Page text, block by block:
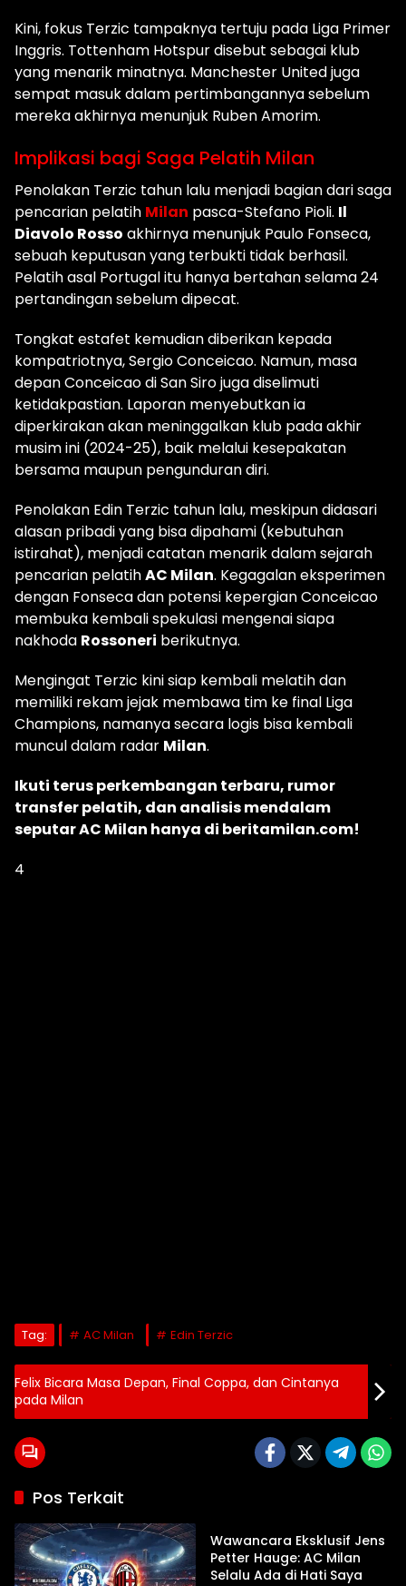
Kini, fokus Terzic tampaknya tertuju pada Liga Primer
Inggris. Tottenham Hotspur disebut sebagai klub
yang menarik minatnya. Manchester United juga
sempat masuk dalam pertimbangannya sebelum
mereka akhirnya menunjuk Ruben Amorim.
Implikasi bagi Saga Pelatih Milan
Penolakan Terzic tahun lalu menjadi bagian dari saga
pencarian pelatih Milan pasca-Stefano Pioli. Il
Diavolo Rosso akhirnya menunjuk Paulo Fonseca,
sebuah keputusan yang terbukti tidak berhasil.
Pelatih asal Portugal itu hanya bertahan selama 24
pertandingan sebelum dipecat.
Tongkat estafet kemudian diberikan kepada
kompatriotnya, Sergio Conceicao. Namun, masa
depan Conceicao di San Siro juga diselimuti
ketidakpastian. Laporan menyebutkan ia
diperkirakan akan meninggalkan klub pada akhir
musim ini (2024-25), baik melalui kesepakatan
bersama maupun pengunduran diri.
Penolakan Edin Terzic tahun lalu, meskipun didasari
alasan pribadi yang bisa dipahami (kebutuhan
istirahat), menjadi catatan menarik dalam sejarah
pencarian pelatihAC Milan. Kegagalan eksperimen
dengan Fonseca dan potensi kepergian Conceicao
membuka kembali spekulasi mengenai siapa
nakhoda Rossoneri berikutnya.
Mengingat Terzic kini siap kembali melatih dan
memiliki rekam jejak membawa tim ke final Liga
Champions, namanya secara logis bisa kembali
muncul dalam radar Milan.
Ikuti terus perkembangan terbaru, rumor
transfer pelatih, dan analisis mendalam
seputar AC Milan hanya di beritamilan.com!
4
Tag: AC Milan Edin Terzic
Felix Bicara Masa Depan, Final Coppa, dan Cintanya
pada Milan
Pos Terkait
Wawancara Eksklusif Jens
Petter Hauge: AC Milan
Selalu Ada di Hati Saya